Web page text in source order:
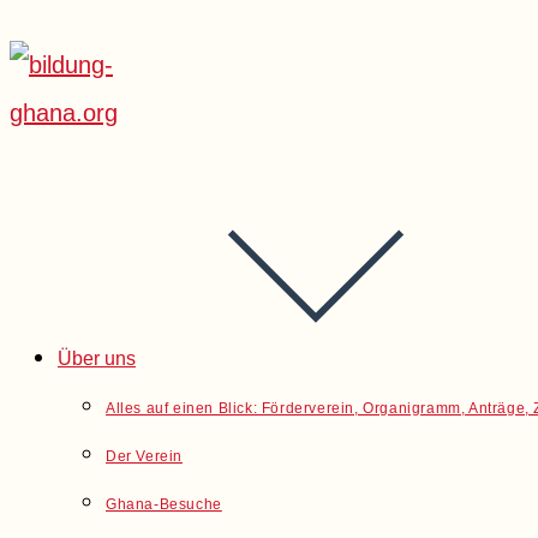
Über uns
Alles auf einen Blick: Förderverein, Organigramm, Anträge,
Der Verein
Ghana-Besuche